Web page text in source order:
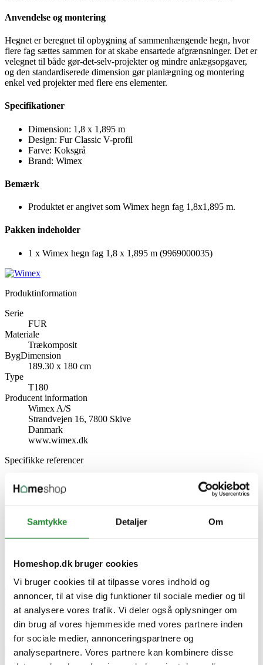
Samtykke Detaljer Om
Homeshop.dk bruger cookies
Vi bruger cookies til at tilpasse vores indhold og
annoncer, til at vise dig funktioner til sociale medier og til
at analysere vores trafik. Vi deler også oplysninger om
din brug af vores hjemmeside med vores partnere inden
for sociale medier, annonceringspartnere og
analysepartnere. Vores partnere kan kombinere disse
Anvendelse og montering
Hegnet er beregnet til opbygning af sammenhængende hegn, hvor
flere fag sættes sammen for at skabe ensartede afgrænsninger. Det er
velegnet til både gør-det-selv-projekter og mindre anlægsopgaver,
og den standardiserede dimension gør planlægning og montering
enkel ved projekter med flere ens elementer.
Specifikationer
Dimension: 1,8 x 1,895 m
Design: Fur Classic V-profil
Farve: Koksgrå
Brand: Wimex
Bemærk
Produktet er angivet som Wimex hegn fag 1,8x1,895 m.
Pakken indeholder
1 x Wimex hegn fag 1,8 x 1,895 m (9969000035)
Produktinformation
Serie
FUR
Materiale
Trækomposit
BygDimension
189.30 x 180 cm
Type
T180
Producent information
Wimex A/S
Strandvejen 16, 7800 Skive
Danmark
www.wimex.dk
Specifikke referencer
9969000035
Relaterede artikler
Udgivet i:Haven, Guide haven
2025-02-17
441 visninger
Kunne lide
Læs mere
Skriv produktanmeldelse
Ingen kundeanmeldelser for øjeblikket
×